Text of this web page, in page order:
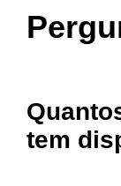
tem